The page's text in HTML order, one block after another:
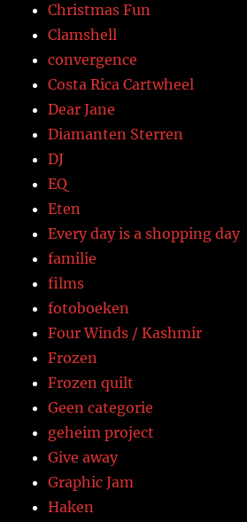
Christmas Fun
Clamshell
convergence
Costa Rica Cartwheel
Dear Jane
Diamanten Sterren
DJ
EQ
Eten
Every day is a shopping day
familie
films
fotoboeken
Four Winds / Kashmir
Frozen
Frozen quilt
Geen categorie
geheim project
Give away
Graphic Jam
Haken